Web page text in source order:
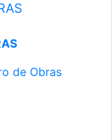
de Obras